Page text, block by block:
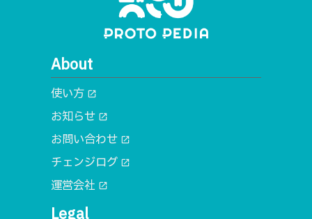
About
使い方 open_in_new
お知らせ open_in_new
お問い合わせ open_in_new
チェンジログ open_in_new
運営会社 open_in_new
Legal